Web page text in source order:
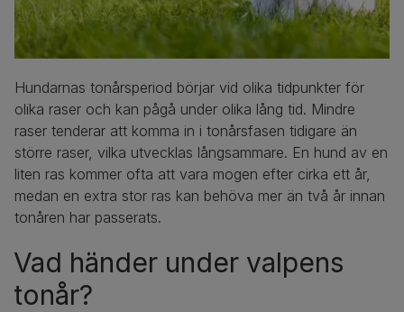
Hundarnas tonårsperiod börjar vid olika tidpunkter för
olika raser och kan pågå under olika lång tid. Mindre
raser tenderar att komma in i tonårsfasen tidigare än
större raser, vilka utvecklas långsammare. En hund av en
liten ras kommer ofta att vara mogen efter cirka ett år,
medan en extra stor ras kan behöva mer än två år innan
tonåren har passerats.
Vad händer under valpens
tonår?